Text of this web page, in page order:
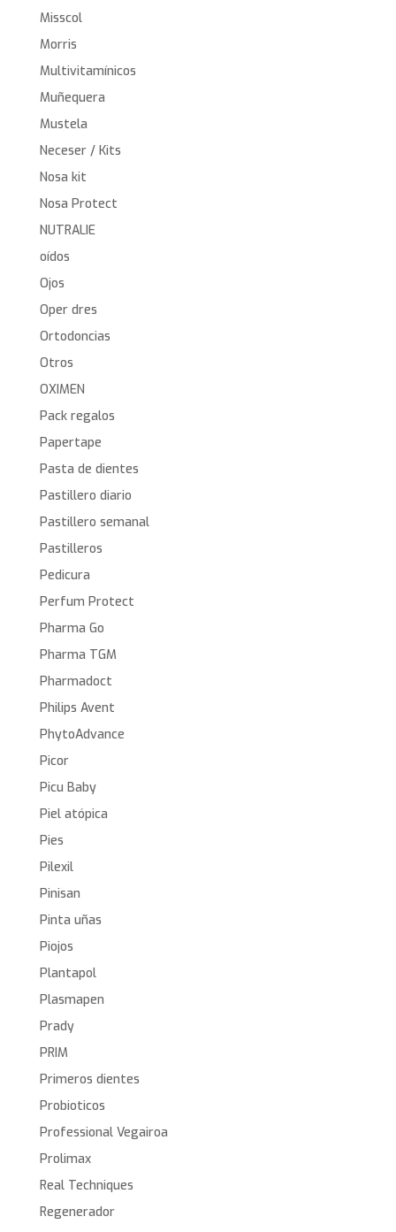
Misscol
Morris
Multivitamínicos
Muñequera
Mustela
Neceser / Kits
Nosa kit
Nosa Protect
NUTRALIE
oídos
Ojos
Oper dres
Ortodoncias
Otros
OXIMEN
Pack regalos
Papertape
Pasta de dientes
Pastillero diario
Pastillero semanal
Pastilleros
Pedicura
Perfum Protect
Pharma Go
Pharma TGM
Pharmadoct
Philips Avent
PhytoAdvance
Picor
Picu Baby
Piel atópica
Pies
Pilexil
Pinisan
Pinta uñas
Piojos
Plantapol
Plasmapen
Prady
PRIM
Primeros dientes
Probioticos
Professional Vegairoa
Prolimax
Real Techniques
Regenerador